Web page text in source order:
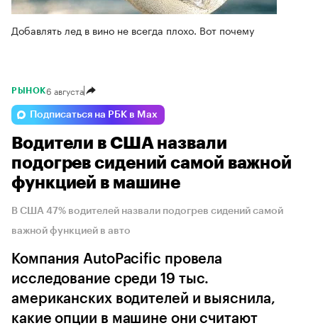
Добавлять лед в вино не всегда плохо. Вот почему
РЫНОК6 августа
Подписаться на РБК в Max
Водители в США назвали
подогрев сидений самой важной
функцией в машине
В США 47% водителей назвали подогрев сидений самой
важной функцией в авто
Компания AutoPacific провела
исследование среди 19 тыс.
американских водителей и выяснила,
какие опции в машине они считают